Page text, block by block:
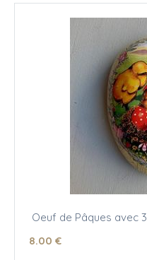
Oeuf de Pâques avec
8.00 €